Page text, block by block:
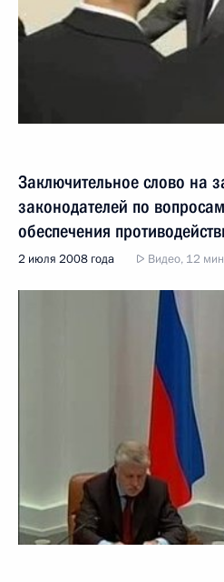
Заключительное слово на
законодателей по
обеспечения
2 июля 2008 года Видео, 12